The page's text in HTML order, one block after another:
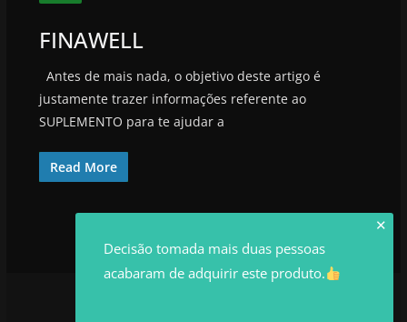
FINAWELL
Antes de mais nada, o objetivo deste artigo é
justamente trazer informações referente ao
SUPLEMENTO para te ajudar a
Read More
✕
Decisão tomada mais duas pessoas
acabaram de adquirir este produto.